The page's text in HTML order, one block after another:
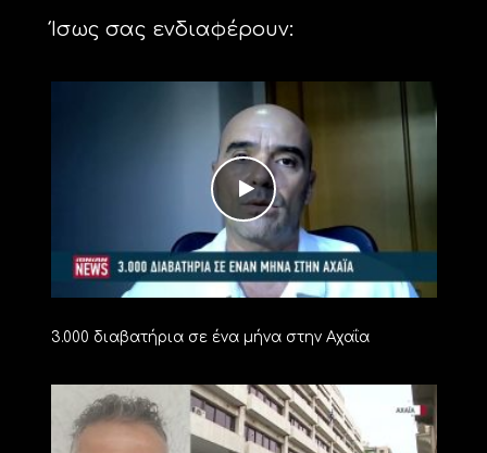
Ίσως σας ενδιαφέρουν:
3.000 διαβατήρια σε ένα μήνα στην Αχαΐα